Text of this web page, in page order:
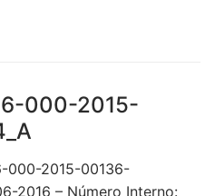
000-2015-
000-2015-00136-
2016 – Número Interno: